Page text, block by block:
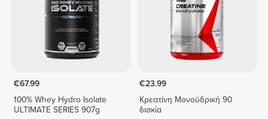
€67.99
100% Whey Hydro Isolate
ULTIMATE SERIES 907g
€23.99
Κρεατίνη Μονοϋδρική 90
δισκία